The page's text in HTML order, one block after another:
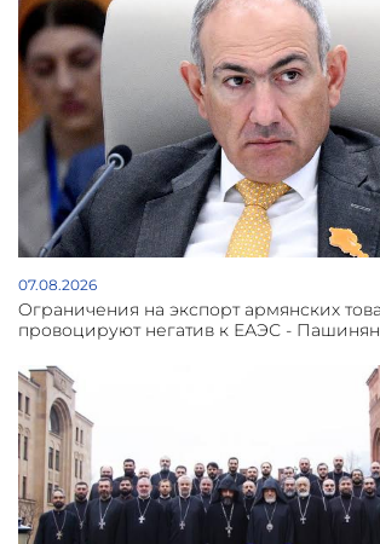
07.08.2026
Oграничения на экспорт армянских
провоцируют негатив к ЕАЭС - Пашинян